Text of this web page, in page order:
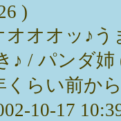
)
オオッ♪う
♪ / パンダ姉
くらい前か
10-17